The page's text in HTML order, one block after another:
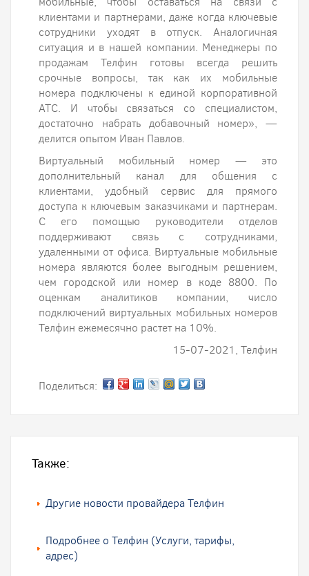
клиентами и партнерами, даже когда ключевые
сотрудники уходят в отпуск. Аналогичная
ситуация и в нашей компании. Менеджеры по
продажам Телфин готовы всегда решить
срочные вопросы, так как их мобильные
номера подключены к единой корпоративной
АТС. И чтобы связаться со специалистом,
достаточно набрать добавочный номер», —
делится опытом Иван Павлов.
Виртуальный мобильный номер — это
дополнительный канал для общения с
клиентами, удобный сервис для прямого
доступа к ключевым заказчиками и партнерам.
С его помощью руководители отделов
поддерживают связь с сотрудниками,
удаленными от офиса. Виртуальные мобильные
номера являются более выгодным решением,
чем городской или номер в коде 8800. По
оценкам аналитиков компании, число
подключений виртуальных мобильных номеров
Телфин ежемесячно растет на 10%.
15-07-2021, Телфин
Поделиться:
Также:
Другие новости провайдера Телфин
Подробнее о Телфин (Услуги, тарифы,
адрес)